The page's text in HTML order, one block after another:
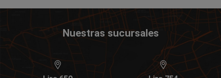
Nuestras sucursales